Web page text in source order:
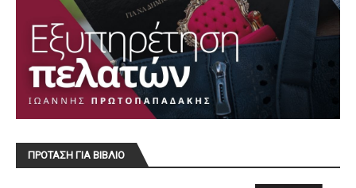
ΠΡΟΤΑΣΗ ΓΙΑ ΒΙΒΛΙΟ